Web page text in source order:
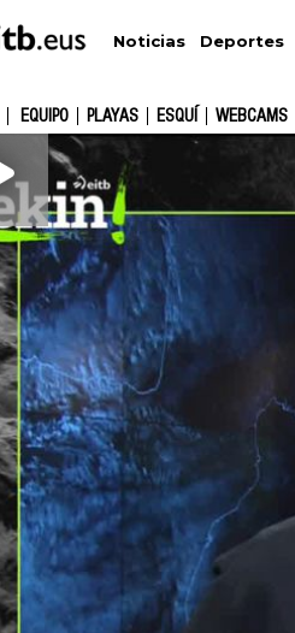
Noticias Deportes
EQUIPO PLAYAS ESQUÍ WEBCAMS